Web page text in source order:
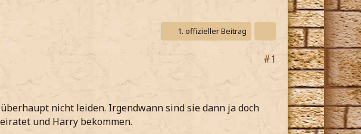
1. offizieller Beitrag
#1
nicht leiden. Irgendwann sind sie dann ja doch
und Harry bekommen.